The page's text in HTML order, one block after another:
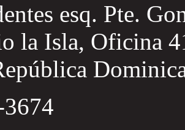
esq. Pte.
la Isla, Oficina